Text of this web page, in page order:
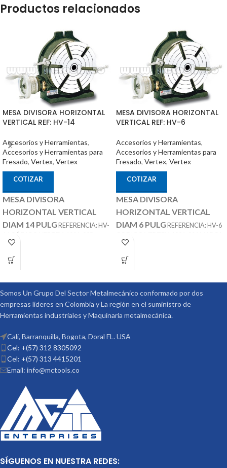
Productos relacionados
MESA DIVISORA HORIZONTAL
VERTICAL REF: HV-14
Accesorios y Herramientas,
Accesorios y Herramientas para
Fresado, Vertex, Vertex
COTIZAR
MESA DIVISORA
HORIZONTAL VERTICAL
DIAM 14 PULG REFERENCIA: HV-
14 CÓDIGO VERTEX: 1001-005
OPCIONALES:
DP-3
MESA DIVISORA HORIZONTAL
VERTICAL REF: HV-6
Accesorios y Herramientas,
Accesorios y Herramientas para
Fresado, Vertex, Vertex
COTIZAR
MESA DIVISORA
HORIZONTAL VERTICAL
DIAM 6 PULG REFERENCIA: HV-6
CODIGO VERTEX: 1001-001 MARCA:
OPCIONALES:
DP-1
Somos Un Grupo Del Sector Metalmecánico conformado por dos
empresas lideres en Colombia y La región en el suministro de
Herramientas industriales y Maquinaria metalmecánica.
Cali, Barranquilla, Bogota, Doral FL. USA
Cel: +(57) 312 8305092
Cel: +(57) 313 4415201
Email: info@mctools.co
SÍGUENOS EN NUESTRA REDES: